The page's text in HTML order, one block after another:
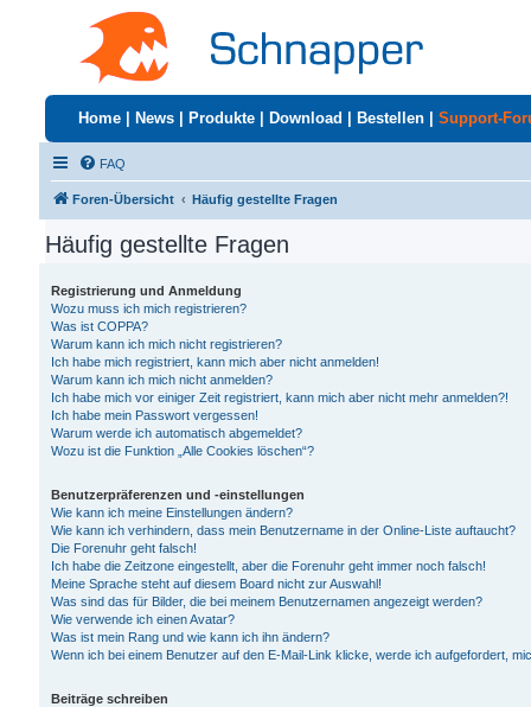
Home News Produkte Download Bestellen Support-
FAQ
Foren-Übersicht Häufig gestellte Fragen
Häufig gestellte Fragen
Registrierung und Anmeldung
Wozu muss ich mich registrieren?
Was ist COPPA?
Warum kann ich mich nicht registrieren?
Ich habe mich registriert, kann mich aber nicht anmelden!
Warum kann ich mich nicht anmelden?
Ich habe mich vor einiger Zeit registriert, kann mich aber nicht mehr anmelden?!
Ich habe mein Passwort vergessen!
Warum werde ich automatisch abgemeldet?
Wozu ist die Funktion „Alle Cookies löschen“?
Benutzerpräferenzen und -einstellungen
Wie kann ich meine Einstellungen ändern?
Wie kann ich verhindern, dass mein Benutzername in der Online-Liste auftaucht?
Die Forenuhr geht falsch!
Ich habe die Zeitzone eingestellt, aber die Forenuhr geht immer noch falsch!
Meine Sprache steht auf diesem Board nicht zur Auswahl!
Was sind das für Bilder, die bei meinem Benutzernamen angezeigt werden?
Wie verwende ich einen Avatar?
Was ist mein Rang und wie kann ich ihn ändern?
Wenn ich bei einem Benutzer auf den E-Mail-Link klicke, werde ich aufgefordert,
Beiträge schreiben